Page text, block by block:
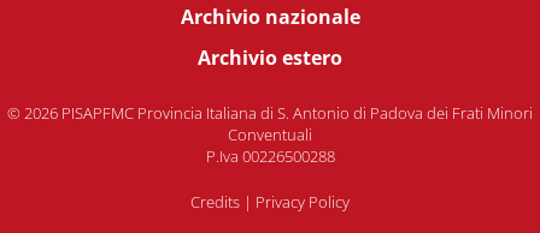
Archivio nazionale
Archivio estero
© 2026 PISAPFMC Provincia Italiana di S. Antonio di Padova dei Frati Minori
Conventuali
P.Iva 00226500288
Credits | Privacy Policy